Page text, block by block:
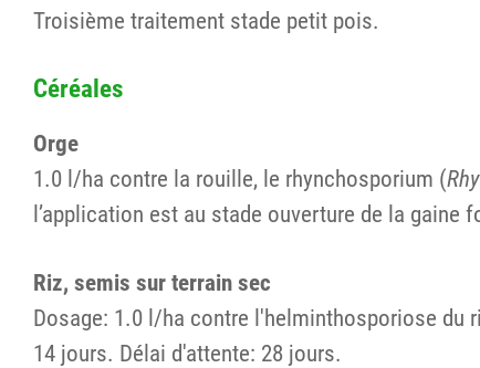
Troisième traitement stade petit pois.
Céréales
Orge
1.0 l/ha contre la rouille, le rhynchosporium (
l’application est au stade ouverture de la gaine
Riz, semis sur terrain sec
Dosage: 1.0 l/ha contre l'helminthosporiose du
14 jours. Délai d'attente: 28 jours.